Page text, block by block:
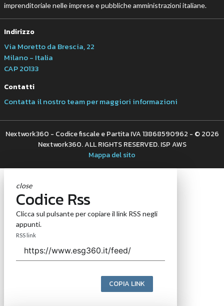
imprenditoriale nelle imprese e pubbliche amministrazioni italiane.
Indirizzo
Via Moretto da Brescia, 22
Milano - Italia
CAP 20133
Contatti
Contatta il nostro team per maggiori informazioni
Nextwork360 - Codice fiscale e Partita IVA 13868590962 - © 2026
Nextwork360. ALL RIGHTS RESERVED. ISP AWS
Mappa del sito
close
Codice Rss
Clicca sul pulsante per copiare il link RSS negli
appunti.
RSS link
COPIA LINK